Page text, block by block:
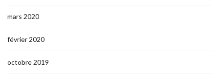
mars 2020
février 2020
octobre 2019